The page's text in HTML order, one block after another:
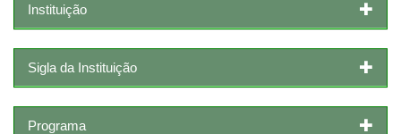
Instituição
Sigla da Instituição
Programa